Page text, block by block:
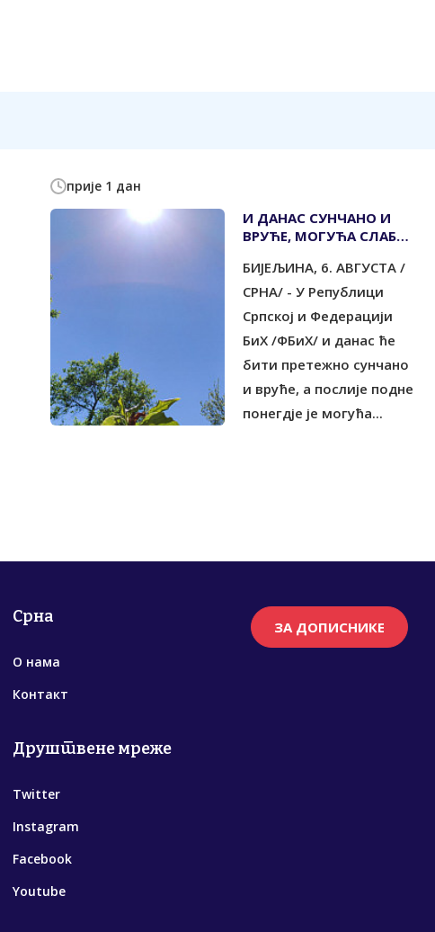
прије 1 дан
И ДАНАС СУНЧАНО И
ВРУЋЕ, МОГУЋА СЛАБА
БИЈЕЉИНА, 6. АВГУСТА /
СРНА/ - У Републици
Српској и Федерацији
БиХ /ФБиХ/ и данас ће
бити претежно сунчано
и вруће, а послије подне
понегдје је могућа...
Срна
О нама
Контакт
Друштвене мреже
Twitter
Instagram
Facebook
Youtube
ЗА ДОПИСНИКЕ